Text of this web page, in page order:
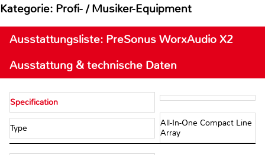
Kategorie: Profi- / Musiker-Equipment
Ausstattungsliste: PreSonus WorxAudio X2
Ausstattung & technische Daten
Specification
Type
All-In-One Compact Line
Array